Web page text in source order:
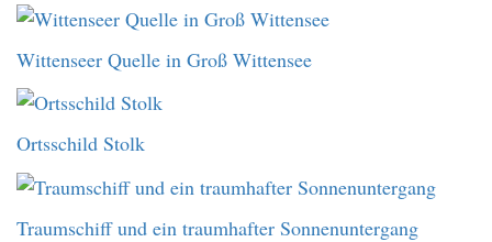
Wittenseer Quelle in Groß Wittensee
Ortsschild Stolk
Traumschiff und ein traumhafter Sonnenuntergang